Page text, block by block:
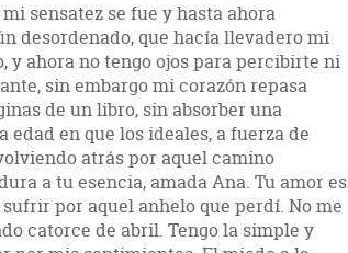
sensatez se fue y hasta ahora
desordenado, que hacía llevadero mi
y ahora no tengo ojos para percibirte ni
sin embargo mi corazón repasa
de un libro, sin absorber una
edad en que los ideales, a fuerza de
atrás por aquel camino
a tu esencia, amada Ana. Tu amor es
por aquel anhelo que perdí. No me
catorce de abril. Tengo la simple y